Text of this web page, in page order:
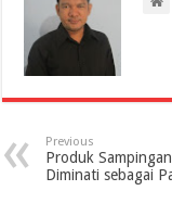
Previous
Produk
Diminati sebagai